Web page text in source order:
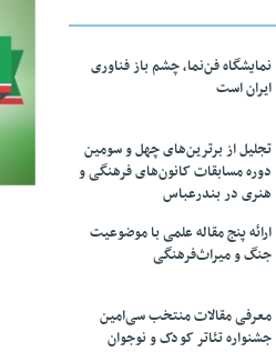
نمایشگاه فن‌نما، چشم باز فناوری
ایران است
تجلیل از بر‌ترین‌های چهل و سومین
دوره مسابقات کانون‌های فرهنگی و
هنری در بندرعباس
ارائه پنج مقاله علمی با موضوعیت
جنگ و میراث‌فرهنگی
معرفی مقالات منتخب سی‌امین
جشنواره تئاتر کودک و نوجوان